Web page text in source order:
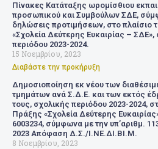
Πίνακες Κατάταξης ωρομίσθιου
προσωπικού και Συμβούλων ΣΔΕ,
δηλώσεις προτιμήσεων, στο πλαίσιο
«Σχολεία Δεύτερης Ευκαιρίας – ΣΔΕ»,
περιόδου 2023-2024.
15 Νοεμβρίου, 2023
Διαβάστε την προκήρυξη
Δημοσιοποίηση εκ νέου των
τμημάτων ανά Σ.Δ.Ε. και των εκτός
τους, σχολικής περιόδου 2023-2024,
Πράξης «Σχολεία Δεύτερης
6003234, σύμφωνα με την υπ’αριθμ.
2023 Απόφαση Δ.Σ./Ι.ΝΕ.ΔΙ.ΒΙ.Μ.
8 Νοεμβρίου, 2023